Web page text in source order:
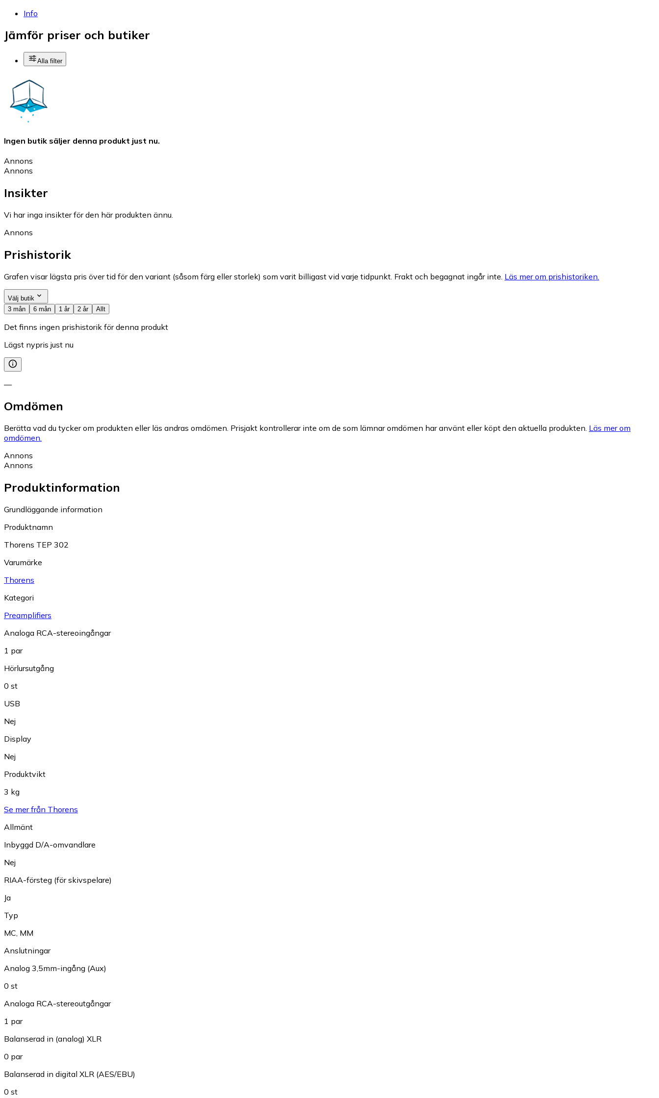
Info
Jämför priser och butiker
Alla filter
Ingen butik säljer denna produkt just nu.
Annons
Annons
Insikter
Vi har inga insikter för den här produkten ännu.
Annons
Prishistorik
Grafen visar lägsta pris över tid för den variant (såsom färg eller storlek) som varit billigast vid varje tidpunkt. Frakt och begagnat ingår inte. Läs mer om prishistoriken.
Välj butik
3 mån
6 mån 1 år 2 år Allt
Det finns ingen prishistorik för denna produkt
Lägst nypris just nu
—
Omdömen
Berätta vad du tycker om produkten eller läs andras omdömen. Prisjakt kontrollerar inte om de som lämnar omdömen har använt eller köpt den aktuella produkten. Läs mer om
omdömen.
Annons
Annons
Produktinformation
Grundläggande information
Produktnamn
Thorens TEP 302
Varumärke
Thorens
Kategori
Preamplifiers
Analoga RCA-stereoingångar
1 par
Hörlursutgång
0 st
USB
Nej
Display
Nej
Produktvikt
3 kg
Se mer från Thorens
Allmänt
Inbyggd D/A-omvandlare
Nej
RIAA-försteg (för skivspelare)
Ja
Typ
MC, MM
Anslutningar
Analog 3,5mm-ingång (Aux)
0 st
Analoga RCA-stereoutgångar
1 par
Balanserad in (analog) XLR
0 par
Balanserad in digital XLR (AES/EBU)
0 st